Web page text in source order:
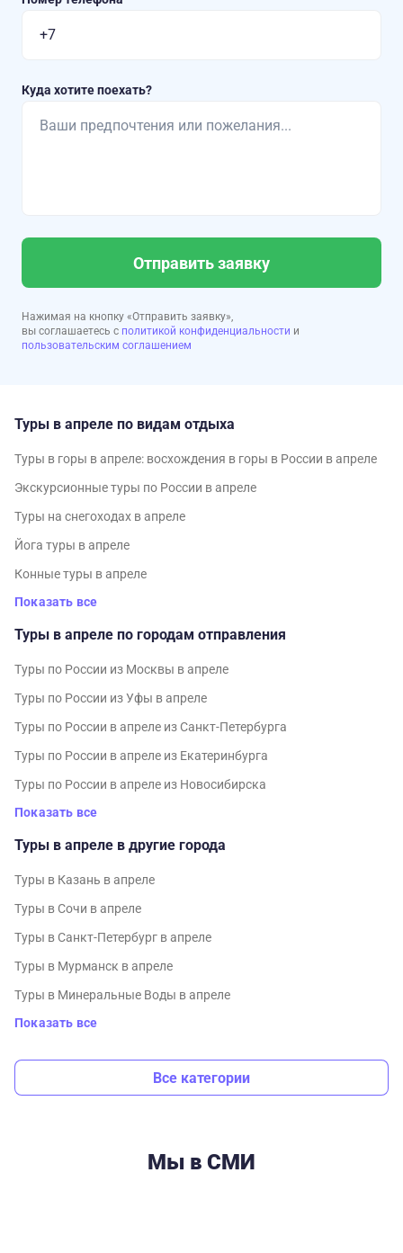
Куда хотите поехать?
Отправить заявку
Нажимая на кнопку «Отправить заявку»,
вы соглашаетесь с политикой конфиденциальности и
пользовательским соглашением
Туры в апреле по видам отдыха
Туры в горы в апреле: восхождения в горы в России в апреле
Экскурсионные туры по России в апреле
Туры на снегоходах в апреле
Йога туры в апреле
Конные туры в апреле
Показать все
Туры в апреле по городам отправления
Туры по России из Москвы в апреле
Туры по России из Уфы в апреле
Туры по России в апреле из Санкт-Петербурга
Туры по России в апреле из Екатеринбурга
Туры по России в апреле из Новосибирска
Показать все
Туры в апреле в другие города
Туры в Казань в апреле
Туры в Сочи в апреле
Туры в Санкт-Петербург в апреле
Туры в Мурманск в апреле
Туры в Минеральные Воды в апреле
Показать все
Все категории
Мы в СМИ